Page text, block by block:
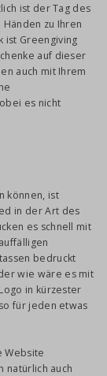
ist der Tag des
zu Ihren
ist Greengiving
auf dieser
auch mit Ihrem
es nicht
können, ist
in der Art des
es schnell mit
bedruckt
wie wäre es mit
in kürzester
für jeden etwas
Website
natürlich auch